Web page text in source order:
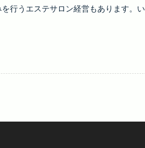
行うエステサロン経営もあります。い